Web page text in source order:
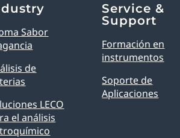
Sabor
de
LECO
el análisis
Service &
Support
Formación en
instrumentos
Soporte de
Aplicaciones